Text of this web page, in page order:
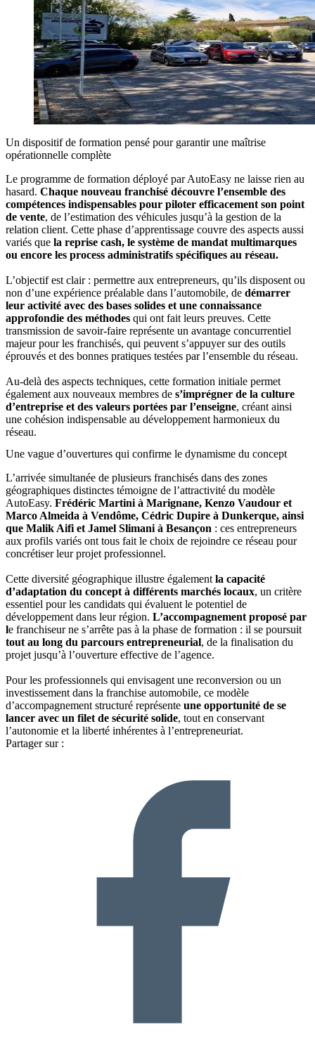
Un dispositif de formation pensé pour garantir une maîtrise
opérationnelle complète
Le programme de formation déployé par AutoEasy ne laisse rien au
hasard. Chaque nouveau franchisé découvre l’ensemble des
compétences indispensables pour piloter efficacement son point
de vente, de l’estimation des véhicules jusqu’à la gestion de la
relation client. Cette phase d’apprentissage couvre des aspects aussi
variés que la reprise cash, le système de mandat multimarques
ou encore les process administratifs spécifiques au réseau.
L’objectif est clair : permettre aux entrepreneurs, qu’ils disposent ou
non d’une expérience préalable dans l’automobile, de démarrer
leur activité avec des bases solides et une connaissance
approfondie des méthodes qui ont fait leurs preuves. Cette
transmission de savoir-faire représente un avantage concurrentiel
majeur pour les franchisés, qui peuvent s’appuyer sur des outils
éprouvés et des bonnes pratiques testées par l’ensemble du réseau.
Au-delà des aspects techniques, cette formation initiale permet
également aux nouveaux membres de s’imprégner de la culture
d’entreprise et des valeurs portées par l’enseigne, créant ainsi
une cohésion indispensable au développement harmonieux du
réseau.
Une vague d’ouvertures qui confirme le dynamisme du concept
L’arrivée simultanée de plusieurs franchisés dans des zones
géographiques distinctes témoigne de l’attractivité du modèle
AutoEasy. Frédéric Martini à Marignane, Kenzo Vaudour et
Marco Almeida à Vendôme, Cédric Dupire à Dunkerque, ainsi
que Malik Aifi et Jamel Slimani à Besançon : ces entrepreneurs
aux profils variés ont tous fait le choix de rejoindre ce réseau pour
concrétiser leur projet professionnel.
Cette diversité géographique illustre également la capacité
d’adaptation du concept à différents marchés locaux, un critère
essentiel pour les candidats qui évaluent le potentiel de
développement dans leur région. L’accompagnement proposé par
le franchiseur ne s’arrête pas à la phase de formation : il se poursuit
tout au long du parcours entrepreneurial, de la finalisation du
projet jusqu’à l’ouverture effective de l’agence.
Pour les professionnels qui envisagent une reconversion ou un
investissement dans la franchise automobile, ce modèle
d’accompagnement structuré représente une opportunité de se
lancer avec un filet de sécurité solide, tout en conservant
l’autonomie et la liberté inhérentes à l’entrepreneuriat.
Partager sur :